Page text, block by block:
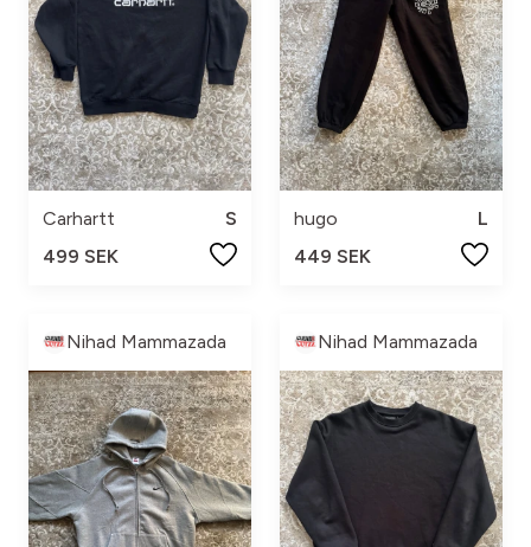
Carhartt
S
499 SEK
hugo
L
449 SEK
Nihad Mammazada Nihad Mammazada